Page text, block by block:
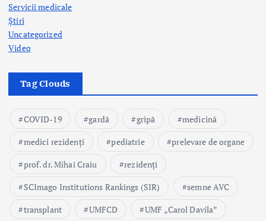
Servicii medicale
Știri
Uncategorized
Video
Tag Clouds
COVID-19 gardă gripă
medicină
medici rezidenți
pediatrie
prelevare de organe
prof. dr. Mihai Craiu
rezidenți
SCImago Institutions Rankings (SIR)
semne AVC
transplant
UMFCD UMF „Carol Davila”